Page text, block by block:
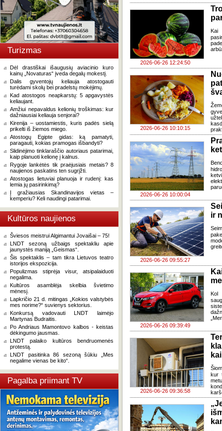
Turizmas
Dėl drastiškai išaugusių aviacinio kuro
kainų „Novaturas“ įveda degalų mokestį.
Dalis gyventojų keliauja atostogauti
turėdami skolų bei pradelstų mokėjimų.
Kad atostogos neapkarstų: 5 apgavystės
keliaujant.
Amžiui nepavaldus kelionių troškimas: kur
dažniausiai keliauja senjorai?
Kirenija – uostamiestis, kuris padės sielą
prikelti iš žiemos miego.
Atostogų Egipte gidas: ką pamatyti,
paragauti, kokias pramogas išbandyti?
Slidinėjimo tinklaraščio autoriaus patarimai,
kaip planuoti kelionę į kalnus.
Rygoje lankėtės tik praėjusiais metais? 8
naujienos paskatins ten sugrįžti.
Atostogas lietuviai planuoja ir rudenį: kas
lemia jų pasirinkimą?
Į gražiausias Skandinavijos vietas –
kemperiu? Keli naudingi patarimai.
Kultūros naujienos
Šviesos meistrui Algimantui Jovaišai – 75!
LNDT sezoną užbaigs spektakliu apie
jaunystės maniją „Geismas“.
Šis spektaklis – tam tikra Lietuvos teatro
istorijos ekspozicija.
Populizmas stiprėja visur, atsipalaiduoti
negalima.
Kultūros asamblėja skelbia švietimo
mėnesį.
Lapkričio 21 d. mitingas „Kokios valstybės
mes norime?“ suvienys sektorius.
Konkursą vadovauti LNDT laimėjo
Martynas Budraitis.
Po Andriaus Mamontovo kalbos - keistas
dėkingumo jausmas.
LNDT palaiko kultūros bendruomenės
protestą.
LNDT pasitinka 86 sezoną šūkiu „Mes
negalime vienas be kito“.
Pagalba priimant TV
2026-06-26 12:24:50
Kai
2026-06-26 10:10:15
2026-06-26 10:00:04
2026-06-26 09:55:27
ir
2026-06-26 09:39:49
Kol
2026-06-26 09:36:58
kur